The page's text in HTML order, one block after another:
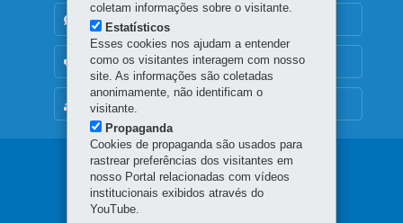
MAPA DO SITE
DENUNCIE CORRUPÇÃO
OUVIDORIA
Navegação
principal
coletam informações sobre o visitante.
Estatísticos
Esses cookies nos ajudam a entender
como os visitantes interagem com nosso
site. As informações são coletadas
anonimamente, não identificam o
visitante.
Propaganda
Cookies de propaganda são usados para
rastrear preferências dos visitantes em
nosso Portal relacionadas com vídeos
institucionais exibidos através do
YouTube.